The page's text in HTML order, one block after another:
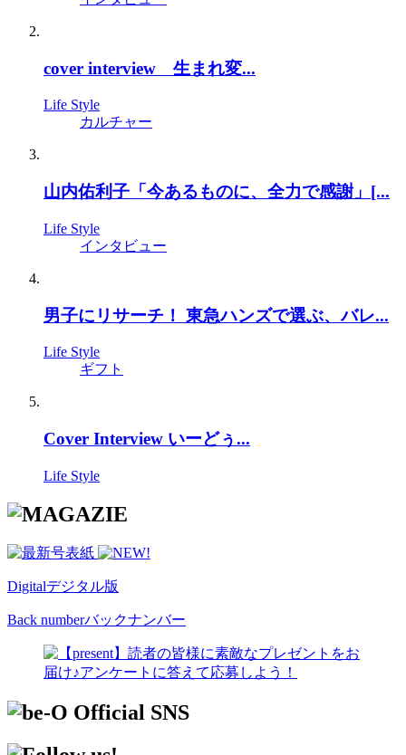
cover interview 生まれ変...
Life Style
カルチャー
山内佑利子「今あるものに、全力で感謝」[...
Life Style
インタビュー
男子にリサーチ！ 東急ハンズで選ぶ、バレ...
Life Style
ギフト
Cover Interview いーどぅ...
Life Style
Digitalデジタル版
Back numberバックナンバー